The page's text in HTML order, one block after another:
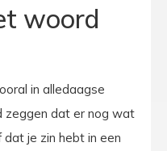
woord
in alledaagse
zeggen dat er nog wat
je zin hebt in een